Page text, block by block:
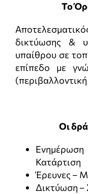
Το
δικτύωσης &
υπαίθρου σε
επίπεδο με
Οι
Κατάρτιση
Έρευνες –
Δικτύωση –